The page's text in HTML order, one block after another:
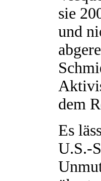
sie
und
dem
Es
U.S.-